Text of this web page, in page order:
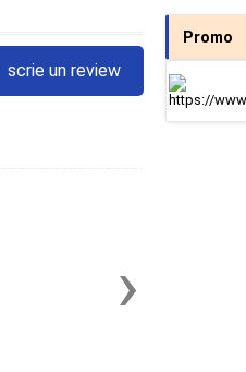
scrie un review
›
Promo